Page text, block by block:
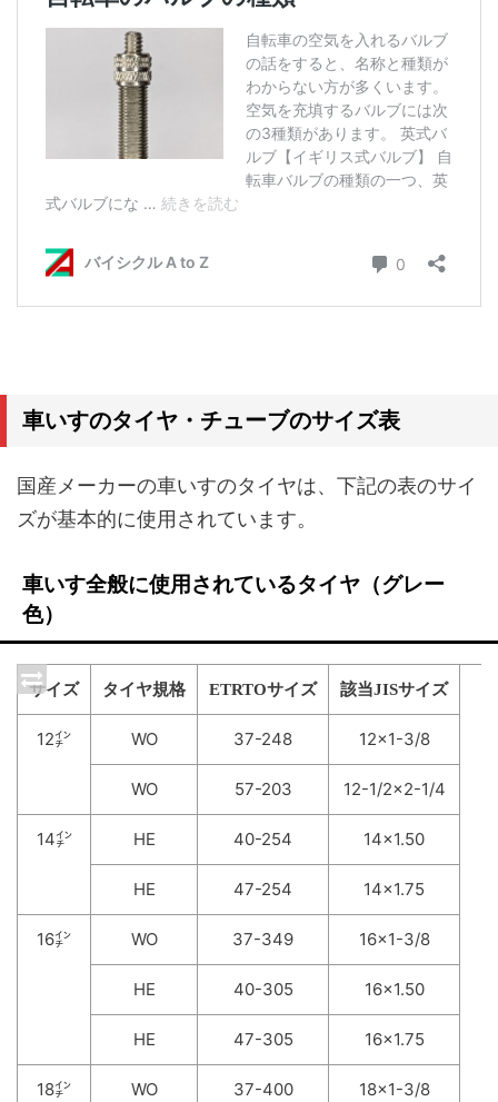
車いすのタイヤ・チューブのサイズ表
国産メーカーの車いすのタイヤは、下記の表のサイ
ズが基本的に使用されています。
車いす全般に使用されているタイヤ（グレー
色）
サイズ タイヤ規格 ETRTOサイズ 該当JISサイズ
12㌅ WO 37-248 12×1-3/8
WO 57-203 12-1/2×2-1/4
14㌅ HE 40-254 14×1.50
HE 47-254 14×1.75
16㌅ WO 37-349 16×1-3/8
HE 40-305 16×1.50
HE 47-305 16×1.75
18㌅ WO 37-400 18×1-3/8